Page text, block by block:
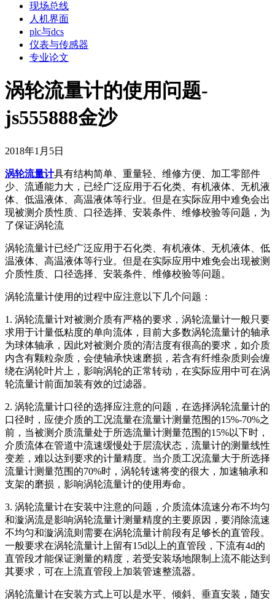
现场总线
人机界面
plc与dcs
仪表与传感器
专业论文
涡轮流量计的使用问题-
js555888金沙
2018年1月5日
涡轮流量计具有结构简单、重量轻、维修方便、加工零部件
少、流通能力大，已经广泛应用于石化类、有机液体、无机液
体、低温液体、高温液体等行业。但是在实际应用中难免会出
现被测介质性质、口径选择、安装条件、维修校验等问题，为
了保证涡轮流
涡轮流量计已经广泛应用于石化类、有机液体、无机液体、低
温液体、高温液体等行业。但是在实际应用中难免会出现被测
介质性质、口径选择、安装条件、维修校验等问题。
涡轮流量计使用的过程中应注意以下几个问题：
1. 涡轮流量计对被测介质有严格的要求，涡轮流量计一般只要
求用于计量低粘度的单向流体，目前大多数涡轮流量计的轴承
为球体轴承，因此对被测介质的清洁度有很高的要求，如介质
内含有颗粒杂质，会使轴承快速磨损，若含有纤维杂质则会缠
绕在涡轮叶片上，影响涡轮的正常转动，在实际应用中可在涡
轮流量计前面加装有效的过滤器。
2. 涡轮流量计口径的选择应注意的问题，在选择涡轮流量计的
口径时，应使介质的工况流量在流量计测量范围的15%-70%之
前，当被测介质流量处于所选流量计测量范围的15%以下时，
介质流体在管道中流速缓慢处于层流状态，流量计的测量线性
变差，难以达到要求的计量精度。当介质工况流量大于所选择
流量计测量范围的70%时，涡轮转速将变的很大，加速轴承和
支架的磨损，影响涡轮流量计的使用寿命。
3. 涡轮流量计在安装中注意的问题，介质流体流速分布不均匀
和漩涡流是影响涡轮流量计测量精度的主要原因，要消除流速
不均匀和漩涡流则需要在涡轮流量计前段有足够长的直管段。
一般要求在涡轮流量计上留有15d以上的直管段，下流有4d的
直管段才能保证测量的精度，若受安装场地限制上流不能达到
其要求，可在上流直管段上加装管速整流器。
涡轮流量计在安装方式上可以是水平、倾斜、垂直安装，随安